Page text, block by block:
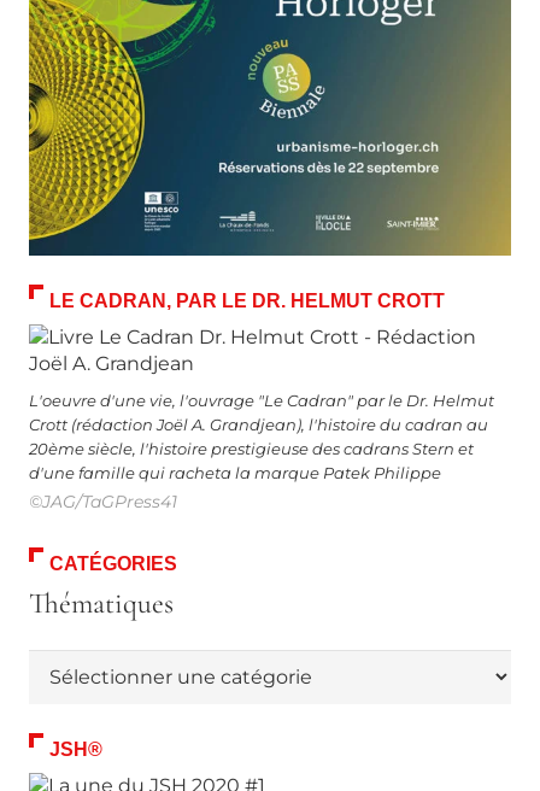
LE CADRAN, PAR LE DR. HELMUT CROTT
L'oeuvre d'une vie, l'ouvrage "Le Cadran" par le Dr. Helmut
Crott (rédaction Joël A. Grandjean), l'histoire du cadran au
20ème siècle, l'histoire prestigieuse des cadrans Stern et
d'une famille qui racheta la marque Patek Philippe
©JAG/TaGPress41
CATÉGORIES
Thématiques
JSH®